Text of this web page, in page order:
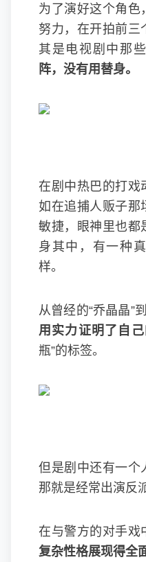
为了演好这个角色
努力，在开拍前三
其是电视剧中那
阵，没有用替身。
在剧中热巴的打戏
如在追捕人贩子那
敏捷，眼神里也都
身其中，有一种
样。
从曾经的“乔晶晶”
用实力证明了自
瓶”的标签。
但是剧中还有一个
那就是经常出演反
在与警方的对手戏
复杂性格展现得全